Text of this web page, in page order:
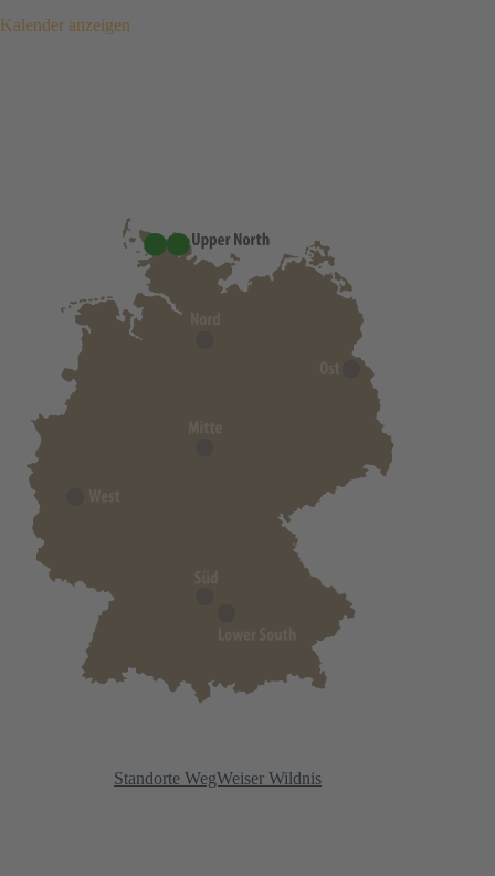
Kalender anzeigen
Standorte WegWeiser Wildnis